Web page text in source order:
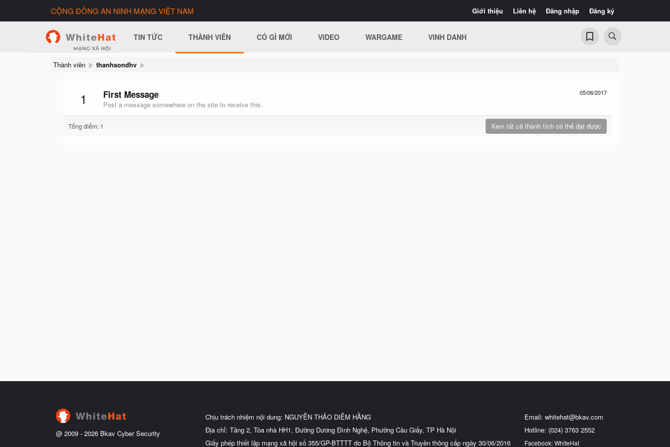
Giới thiệu Liên hệ Đăng nhập Đăng ký
CỘNG ĐỒNG AN NINH MẠNG VIỆT NAM
TIN TỨC THÀNH VIÊN CÓ GÌ MỚI VIDEO WARGAME VINH DANH
Thành viên thanhsondhv
1 05/06/2017
First Message
Post a message somewhere on the site to receive this.
Tổng điểm: 1 Xem tất cả thành tích có thể đạt được
@ 2009 - 2026 Bkav Cyber Security
Chịu trách nhiệm nội dung: NGUYỄN THẢO DIỄM HẰNG
Địa chỉ: Tầng 2, Tòa nhà HH1, Đường Dương Đình Nghệ, Phường Cầu Giấy, TP Hà Nội
Giấy phép thiết lập mạng xã hội số 355/GP-BTTTT do Bộ Thông tin và Truyền thông cấp ngày 30/06/2016
Email: whitehat@bkav.com
Hotline: (024) 3763 2552
Facebook: WhiteHat